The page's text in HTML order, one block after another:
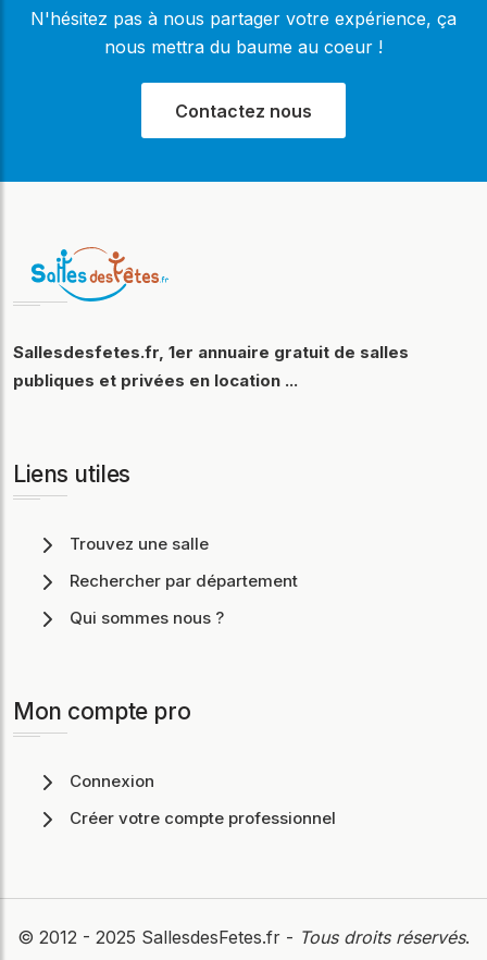
N'hésitez pas à nous partager votre expérience, ça
nous mettra du baume au coeur !
Contactez nous
Sallesdesfetes.fr, 1er annuaire gratuit de salles
publiques et privées en location ...
Liens utiles
Trouvez une salle
Rechercher par département
Qui sommes nous ?
Mon compte pro
Connexion
Créer votre compte professionnel
© 2012 - 2025 SallesdesFetes.fr - Tous droits réservés.